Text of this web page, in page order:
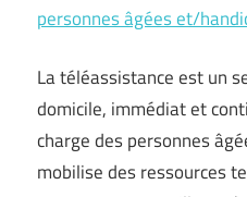
personnes âgées et/
La téléassistance est un
domicile, immédiat et
charge des personnes
mobilise des ressources